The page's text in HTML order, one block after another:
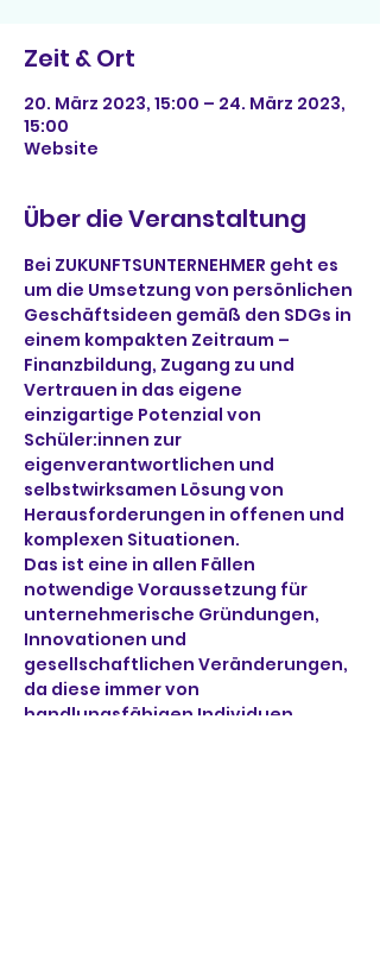
Zeit & Ort
20. März 2023, 15:00 – 24. März 2023,
15:00
Website
Über die Veranstaltung
Bei ZUKUNFTSUNTERNEHMER geht es
um die Umsetzung von persönlichen
Geschäftsideen gemäß den SDGs in
einem kompakten Zeitraum –
Finanzbildung, Zugang zu und
Vertrauen in das eigene
einzigartige Potenzial von
Schüler:innen zur
eigenverantwortlichen und
selbstwirksamen Lösung von
Herausforderungen in offenen und
komplexen Situationen.
Das ist eine in allen Fällen
notwendige Voraussetzung für
unternehmerische Gründungen,
Innovationen und
gesellschaftlichen Veränderungen,
da diese immer von
handlungsfähigen Individuen